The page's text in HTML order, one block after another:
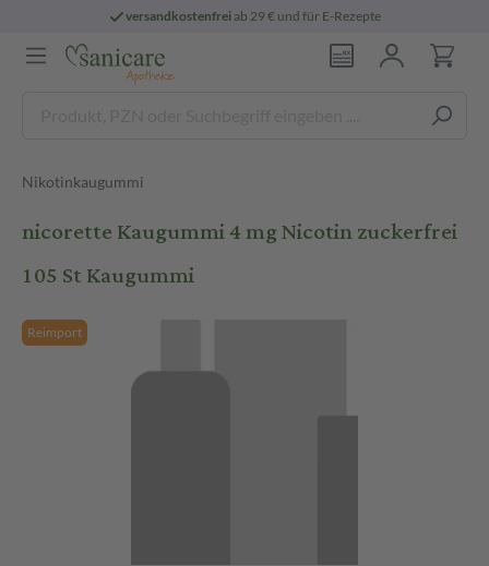
versandkostenfreiab 29 € und für E-Rezepte
Nikotinkaugummi
nicorette Kaugummi 4 mg Nicotin zuckerfrei
105 St Kaugummi
Reimport